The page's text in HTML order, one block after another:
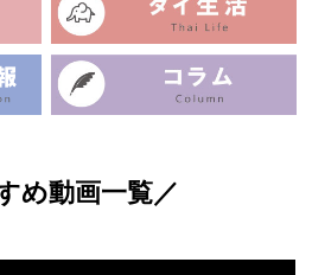
め動画一覧／